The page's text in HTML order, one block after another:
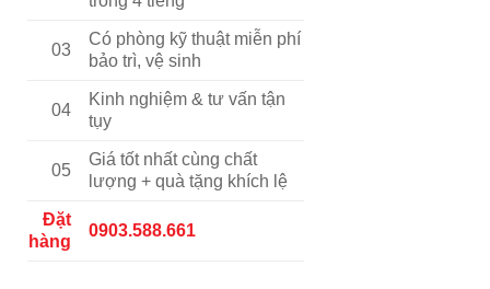
03
Có phòng kỹ thuật miễn phí
bảo trì, vệ sinh
04
Kinh nghiệm & tư vấn tận
tụy
05
Giá tốt nhất cùng chất
lượng + quà tặng khích lệ
Đặt
hàng
0903.588.661